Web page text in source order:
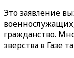
Это заявление
гражданство.
зверства в Газе